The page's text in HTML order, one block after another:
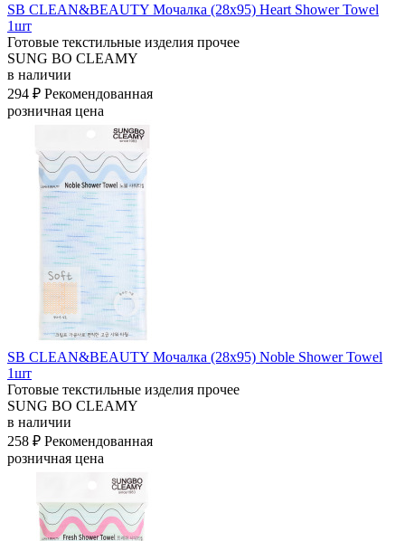
SB CLEAN&BEAUTY Мочалка (28х95) Heart Shower Towel
1шт
Готовые текстильные изделия прочее
SUNG BO CLEAMY
в наличии
294 ₽ Рекомендованная
розничная цена
SB CLEAN&BEAUTY Мочалка (28х95) Noble Shower Towel
1шт
Готовые текстильные изделия прочее
SUNG BO CLEAMY
в наличии
258 ₽ Рекомендованная
розничная цена